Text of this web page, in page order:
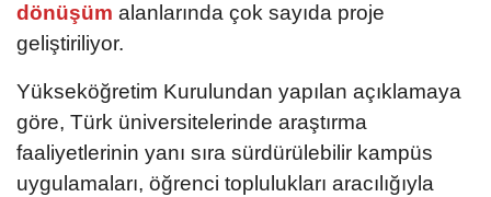
dönüşüm alanlarında çok sayıda proje
geliştiriliyor.
Yükseköğretim Kurulundan yapılan açıklamaya
göre, Türk üniversitelerinde araştırma
faaliyetlerinin yanı sıra sürdürülebilir kampüs
uygulamaları, öğrenci toplulukları aracılığıyla